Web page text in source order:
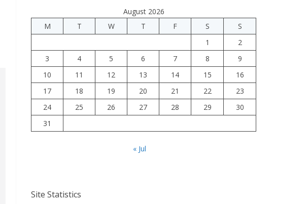
August 2026
M
T W T F S
S
1
2
3
4 5 6 7 8
9
10
11 12 13 14 15
16
17
18 19 20 21 22
23
24
25 26 27 28 29
30
31
« Jul
Site Statistics